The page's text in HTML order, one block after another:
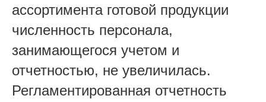
ассортимента готовой продукции
численность персонала,
занимающегося учетом и
отчетностью, не увеличилась.
Регламентированная отчетность